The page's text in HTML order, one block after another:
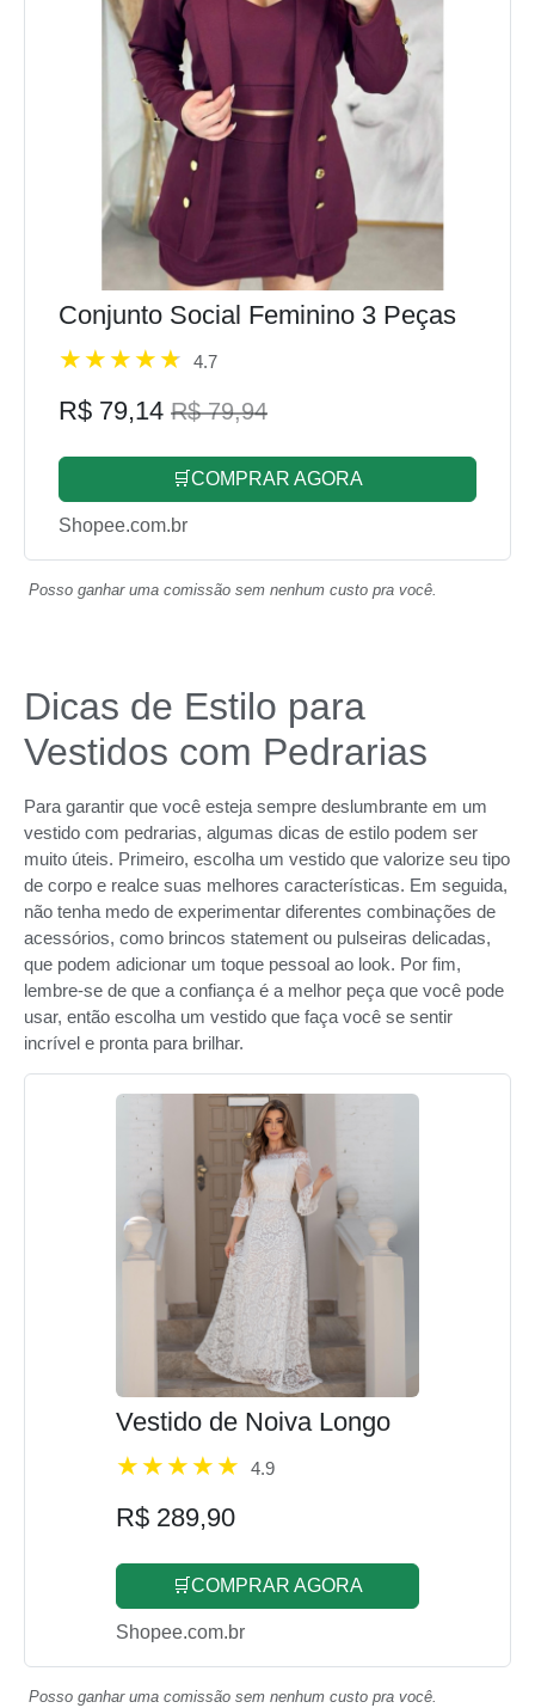
Conjunto Social Feminino 3 Peças
4.7
R$ 79,14 R$ 79,94
🛒COMPRAR AGORA
Shopee.com.br
Posso ganhar uma comissão sem nenhum custo pra você.
Dicas de Estilo para
Vestidos com Pedrarias
Para garantir que você esteja sempre deslumbrante em um
vestido com pedrarias, algumas dicas de estilo podem ser
muito úteis. Primeiro, escolha um vestido que valorize seu tipo
de corpo e realce suas melhores características. Em seguida,
não tenha medo de experimentar diferentes combinações de
acessórios, como brincos statement ou pulseiras delicadas,
que podem adicionar um toque pessoal ao look. Por fim,
lembre-se de que a confiança é a melhor peça que você pode
usar, então escolha um vestido que faça você se sentir
incrível e pronta para brilhar.
Vestido de Noiva Longo
4.9
R$ 289,90
🛒COMPRAR AGORA
Shopee.com.br
Posso ganhar uma comissão sem nenhum custo pra você.